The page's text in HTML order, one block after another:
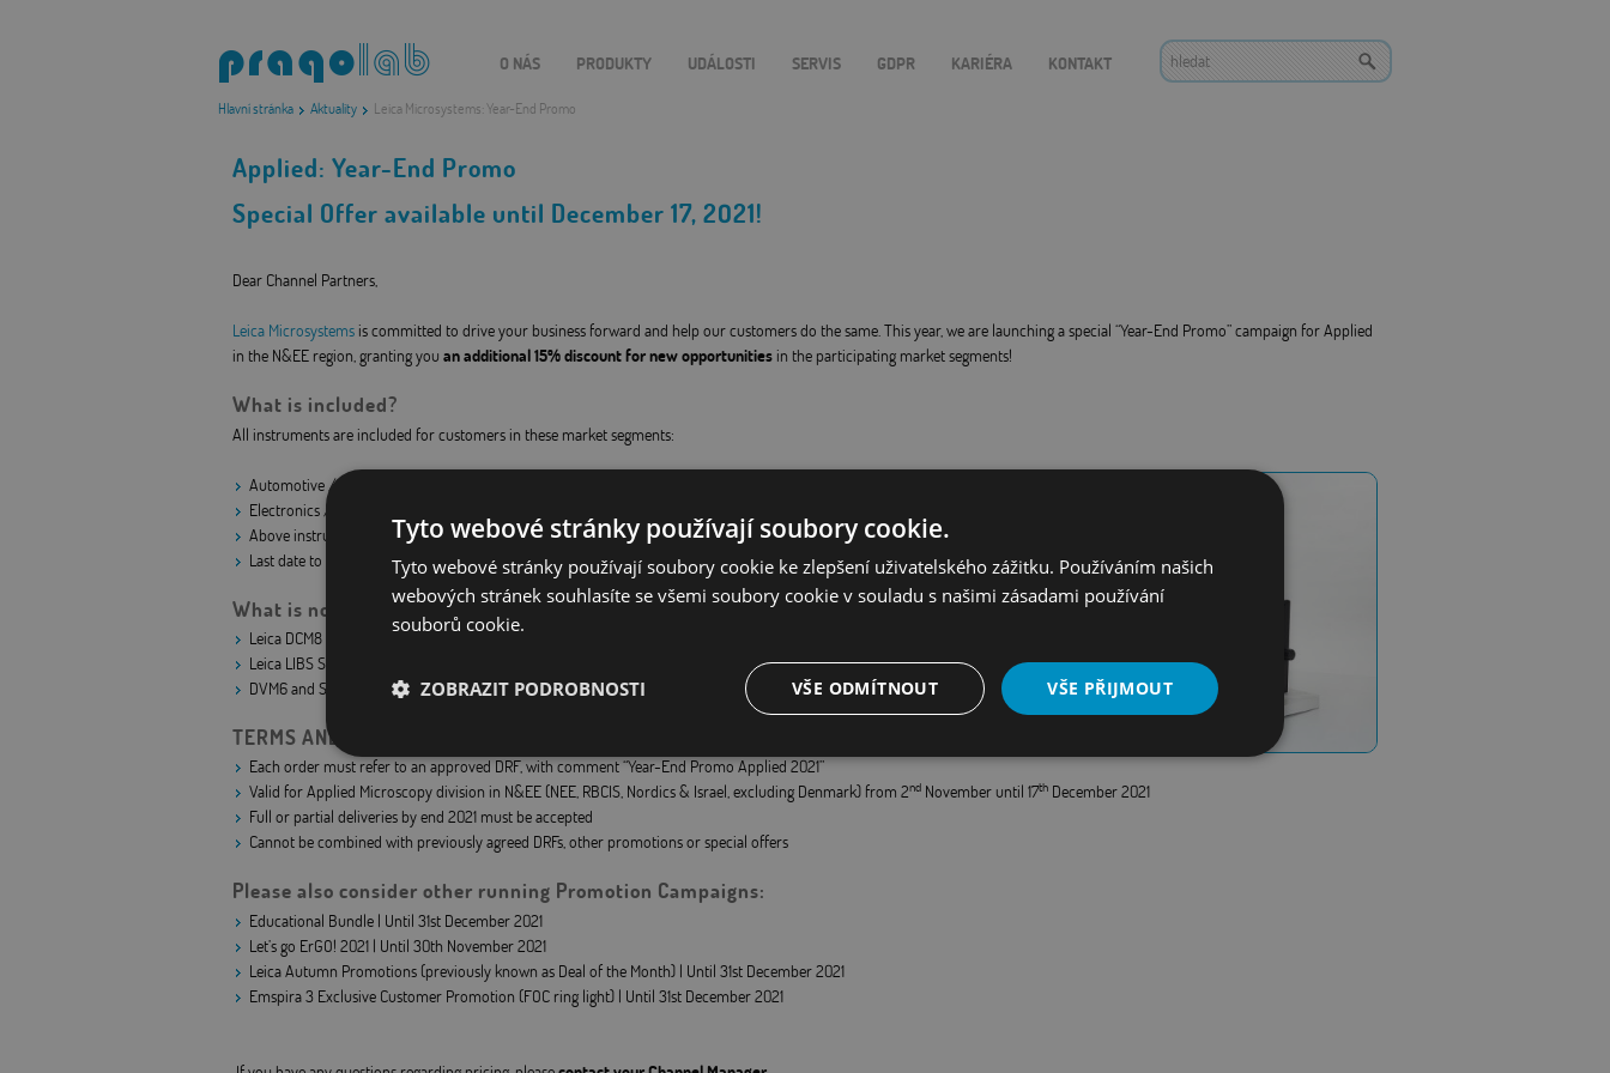
Hlavní stránka Aktuality Leica Microsystems: Year-End Promo
O NÁS PRODUKTY UDÁLOSTI SERVIS GDPR KARIÉRA KONTAKT
Applied: Year-End Promo
Special Offer available until December 17, 2021!
Dear Channel Partners,
Leica Microsystems is committed to drive your business forward and help our customers do the same. This year, we are launching a special “Year-End Promo” campaign for Applied
in the N&EE region, granting you an additional15% discount for new opportunities in the participating market segments!
What is included?
All instruments are included for customers in these market segments:
Automotive / Transportation
Electronics / Microelectronics
Above instruments taken as full customer systems (incl. illumination, camera and software)
Last date to qualify for order booking is December 17, 2021
What is not included?
Leica DCM8
Leica LIBS System
DVM6 and S9i
see Autumn Promotion)
TERMS AND CONDITIONS:
Each order must refer to an approved DRF, with comment “Year-End Promo Applied 2021”
Valid for Applied Microscopy division in N&EE (NEE, RBCIS, Nordics & Israel, excluding Denmark) from 2nd November until 17th December 2021
Full or partial deliveries by end 2021 must be accepted
Cannot be combined with previously agreed DRFs, other promotions or special offers
Please also consider other running Promotion Campaigns:
Educational Bundle | Until 31st December 2021
Let’s go ErGO! 2021 | Until 30th November 2021
Leica Autumn Promotions (previously known as Deal of the Month) | Until 31st December 2021
Emspira 3 Exclusive Customer Promotion (FOC ring light) | Until 31st December 2021
Tyto webové stránky používají soubory cookie.
Tyto webové stránky používají soubory cookie ke zlepšení uživatelského zážitku. Používáním našich
webových stránek souhlasíte se všemi soubory cookie v souladu s našimi zásadami používání
souborů cookie.
VŠE PŘIJMOUT
VŠE ODMÍTNOUT
ZOBRAZIT PODROBNOSTI
Nezbytně nutné
soubory
Výkonové
soubory
Soubory cílení Funkční soubory
Nezařazené
soubory
Nezbytně nutné soubory
Nezbytně nutné soubory cookie umožňují základní funkce webových stránek, jako je přihlášení uživatele a správa účtu. Webové
stránky nelze bez nezbytně nutných souborů cookie správně používat.
Doména